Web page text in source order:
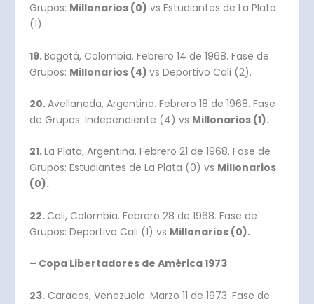
Grupos: Millonarios (0) vs Estudiantes de La Plata
(1).
19.Bogotá, Colombia. Febrero 14 de 1968. Fase de
Grupos: Millonarios (4)vs Deportivo Cali (2).
20.Avellaneda, Argentina. Febrero 18 de 1968. Fase
de Grupos: Independiente (4) vs Millonarios (1).
21.La Plata, Argentina. Febrero 21 de 1968. Fase de
Grupos: Estudiantes de La Plata (0) vs Millonarios
(0).
22. Cali, Colombia. Febrero 28 de 1968. Fase de
Grupos: Deportivo Cali (1) vs Millonarios (0).
– Copa Libertadores de América 1973
23. Caracas, Venezuela. Marzo 11 de 1973. Fase de